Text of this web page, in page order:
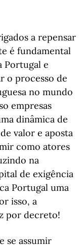
a repensar
é fundamental
Portugal e
o processo de
no mundo
empresas
dinâmica de
valor e aposta
como atores
na
de exigência
Portugal uma
isso, a
por decreto!
se assumir